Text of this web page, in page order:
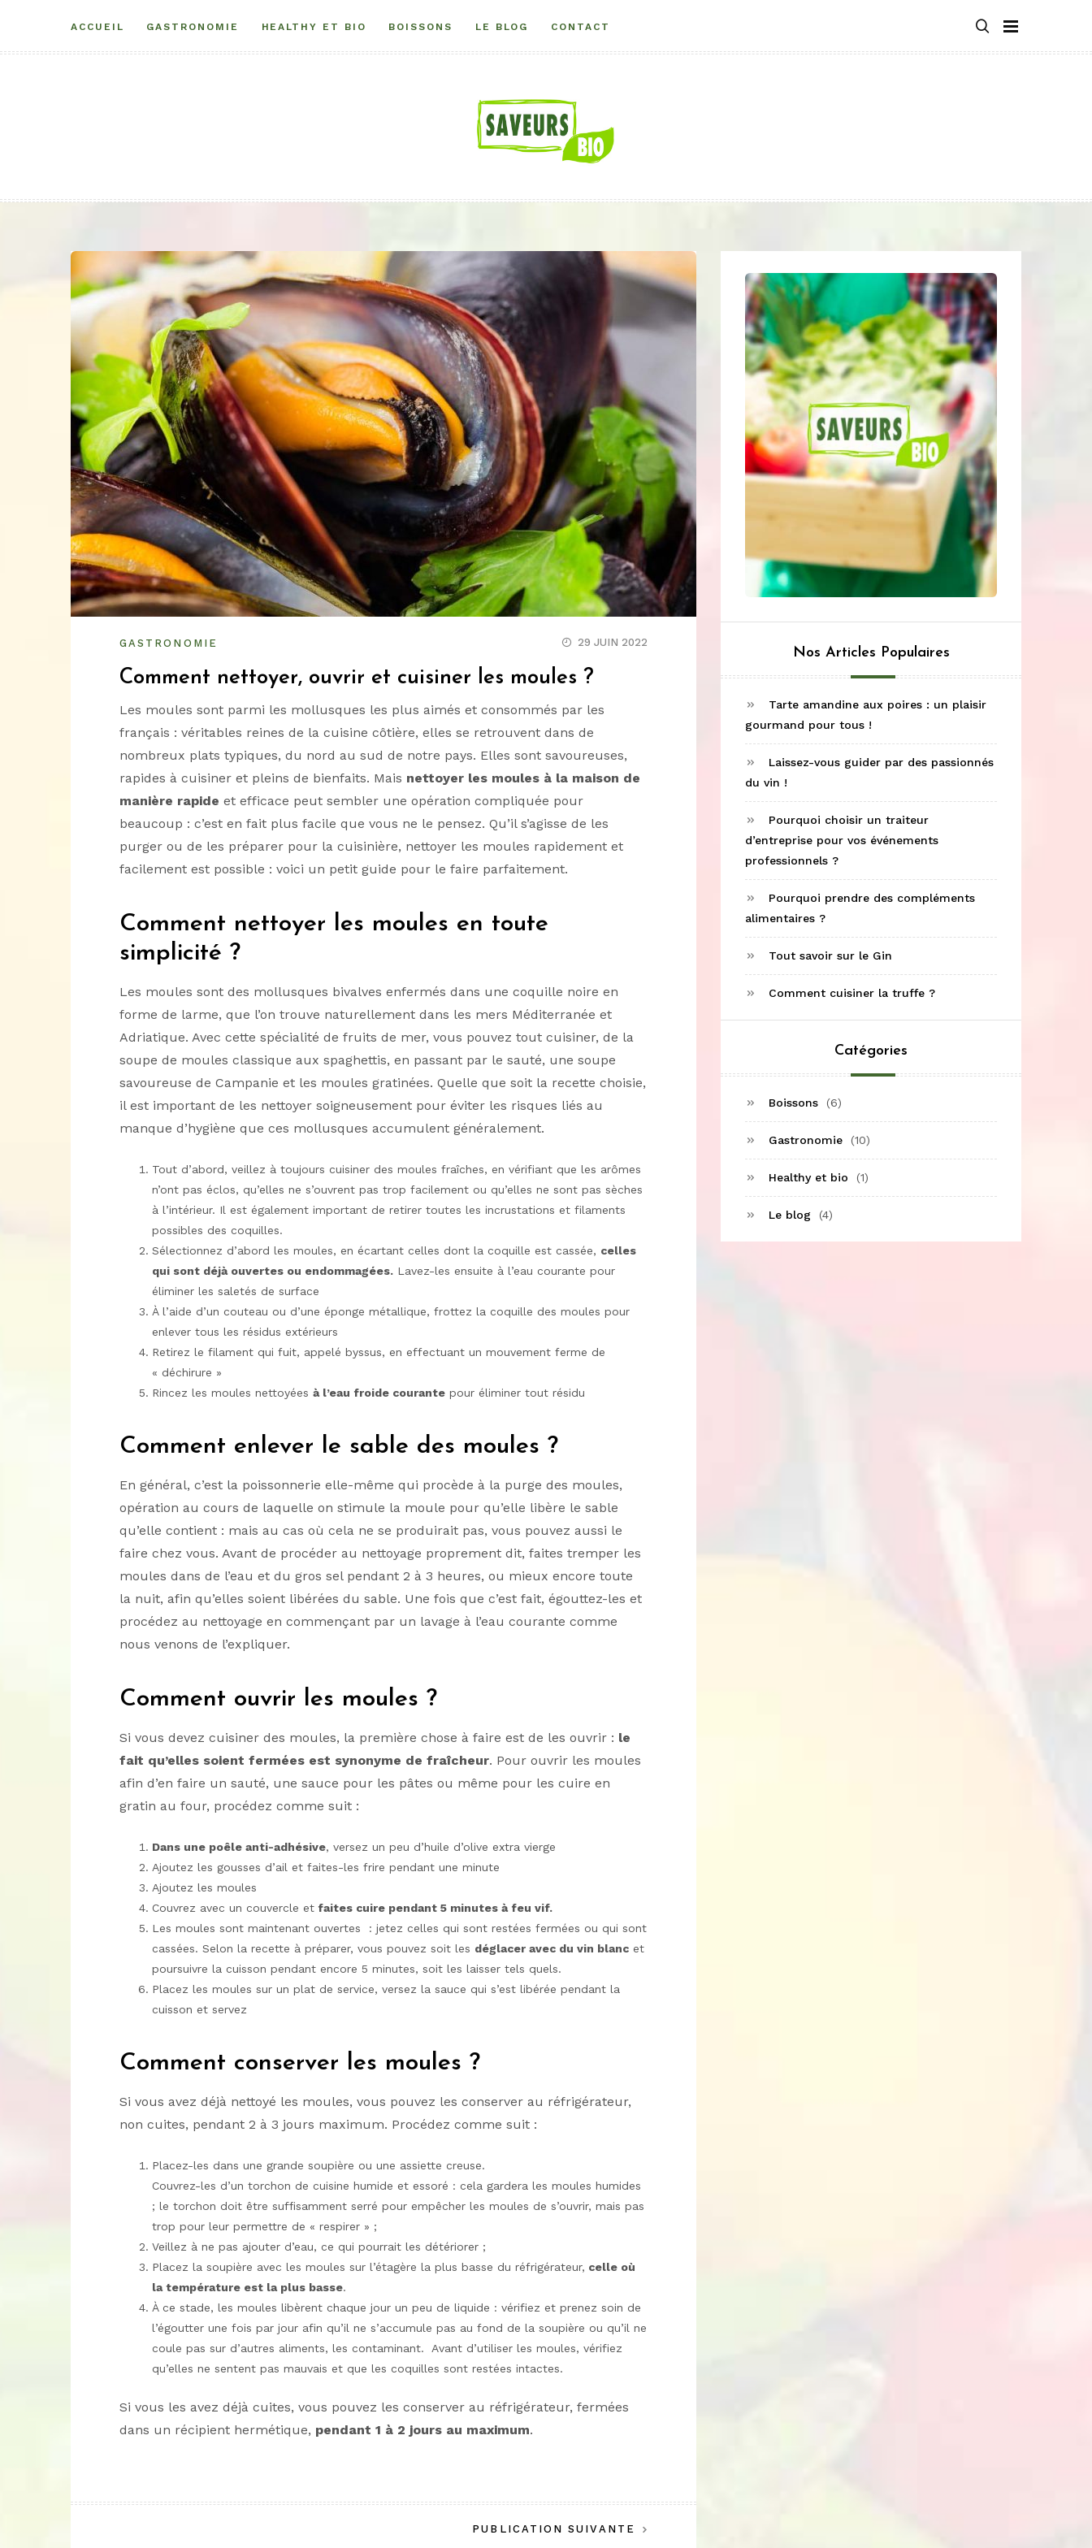
contenu
ACCUEIL GASTRONOMIE HEALTHY ET BIO BOISSONS LE BLOG CONTACT
GASTRONOMIE 29 JUIN 2022
Comment nettoyer, ouvrir et cuisiner les moules ?
Les moules sont parmi les mollusques les plus aimés et consommés par les
français : véritables reines de la cuisine côtière, elles se retrouvent dans de
nombreux plats typiques, du nord au sud de notre pays. Elles sont savoureuses,
rapides à cuisiner et pleins de bienfaits. Mais nettoyer les moules à la maison de
manière rapide et efficace peut sembler une opération compliquée pour
beaucoup : c’est en fait plus facile que vous ne le pensez. Qu’il s’agisse de les
purger ou de les préparer pour la cuisinière, nettoyer les moules rapidement et
facilement est possible : voici un petit guide pour le faire parfaitement.
Comment nettoyer les moules en toute
simplicité ?
Les moules sont des mollusques bivalves enfermés dans une coquille noire en
forme de larme, que l’on trouve naturellement dans les mers Méditerranée et
Adriatique. Avec cette spécialité de fruits de mer, vous pouvez tout cuisiner, de la
soupe de moules classique aux spaghettis, en passant par le sauté, une soupe
savoureuse de Campanie et les moules gratinées. Quelle que soit la recette choisie,
il est important de les nettoyer soigneusement pour éviter les risques liés au
manque d’hygiène que ces mollusques accumulent généralement.
Tout d’abord, veillez à toujours cuisiner des moules fraîches, en vérifiant que les arômes
n’ont pas éclos, qu’elles ne s’ouvrent pas trop facilement ou qu’elles ne sont pas sèches
à l’intérieur. Il est également important de retirer toutes les incrustations et filaments
possibles des coquilles.
Sélectionnez d’abord les moules, en écartant celles dont la coquille est cassée, celles
qui sont déjà ouvertes ou endommagées. Lavez-les ensuite à l’eau courante pour
éliminer les saletés de surface
À l’aide d’un couteau ou d’une éponge métallique, frottez la coquille des moules pour
enlever tous les résidus extérieurs
Retirez le filament qui fuit, appelé byssus, en effectuant un mouvement ferme de
« déchirure »
Rincez les moules nettoyées à l’eau froide courante pour éliminer tout résidu
Comment enlever le sable des moules ?
En général, c’est la poissonnerie elle-même qui procède à la purge des moules,
opération au cours de laquelle on stimule la moule pour qu’elle libère le sable
qu’elle contient : mais au cas où cela ne se produirait pas, vous pouvez aussi le
faire chez vous. Avant de procéder au nettoyage proprement dit, faites tremper les
moules dans de l’eau et du gros sel pendant 2 à 3 heures, ou mieux encore toute
la nuit, afin qu’elles soient libérées du sable. Une fois que c’est fait, égouttez-les et
procédez au nettoyage en commençant par un lavage à l’eau courante comme
nous venons de l’expliquer.
Comment ouvrir les moules ?
Si vous devez cuisiner des moules, la première chose à faire est de les ouvrir : le
fait qu’elles soient fermées est synonyme de fraîcheur. Pour ouvrir les moules
afin d’en faire un sauté, une sauce pour les pâtes ou même pour les cuire en
gratin au four, procédez comme suit :
Dans une poêle anti-adhésive, versez un peu d’huile d’olive extra vierge
Ajoutez les gousses d’ail et faites-les frire pendant une minute
Ajoutez les moules
Couvrez avec un couvercle et faites cuire pendant 5 minutes à feu vif.
Les moules sont maintenant ouvertes : jetez celles qui sont restées fermées ou qui sont
cassées. Selon la recette à préparer, vous pouvez soit les déglacer avec du vin blanc et
poursuivre la cuisson pendant encore 5 minutes, soit les laisser tels quels.
Placez les moules sur un plat de service, versez la sauce qui s’est libérée pendant la
cuisson et servez
Comment conserver les moules ?
Si vous avez déjà nettoyé les moules, vous pouvez les conserver au réfrigérateur,
non cuites, pendant 2 à 3 jours maximum. Procédez comme suit :
Placez-les dans une grande soupière ou une assiette creuse.
Couvrez-les d’un torchon de cuisine humide et essoré : cela gardera les moules humides
; le torchon doit être suffisamment serré pour empêcher les moules de s’ouvrir, mais pas
trop pour leur permettre de « respirer » ;
Veillez à ne pas ajouter d’eau, ce qui pourrait les détériorer ;
Placez la soupière avec les moules sur l’étagère la plus basse du réfrigérateur, celle où
la température est la plus basse.
À ce stade, les moules libèrent chaque jour un peu de liquide : vérifiez et prenez soin de
l’égoutter une fois par jour afin qu’il ne s’accumule pas au fond de la soupière ou qu’il ne
coule pas sur d’autres aliments, les contaminant. Avant d’utiliser les moules, vérifiez
qu’elles ne sentent pas mauvais et que les coquilles sont restées intactes.
Si vous les avez déjà cuites, vous pouvez les conserver au réfrigérateur, fermées
dans un récipient hermétique, pendant 1 à 2 jours au maximum.
PUBLICATION SUIVANTE
Nos Articles Populaires
Tarte amandine aux poires : un plaisir
gourmand pour tous !
Laissez-vous guider par des passionnés
du vin !
Pourquoi choisir un traiteur
d’entreprise pour vos événements
professionnels ?
Pourquoi prendre des compléments
alimentaires ?
Tout savoir sur le Gin
Comment cuisiner la truffe ?
Catégories
Boissons (6)
Gastronomie (10)
Healthy et bio (1)
Le blog (4)